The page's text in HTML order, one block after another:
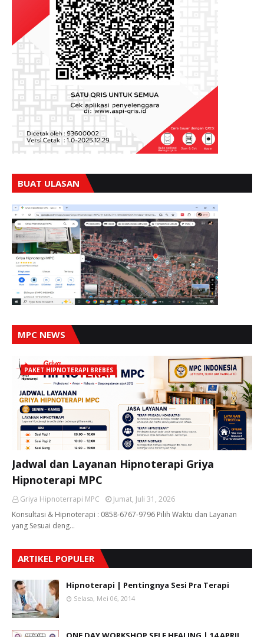
BUAT ULASAN
MPC NEWS
PAKET HIPNOTERAPI BREBES
Jadwal dan Layanan Hipnoterapi Griya
Hipnoterapi MPC
Griya Hipnoterrapi MPC
Jumat, Juli 31, 2026
Konsultasi & Hipnoterapi : 0858-6767-9796 Pilih Waktu dan Layanan
yang Sesuai deng…
ARTIKEL POPULER
Hipnoterapi | Pentingnya Sesi Pra Terapi
Selasa, Mei 06, 2014